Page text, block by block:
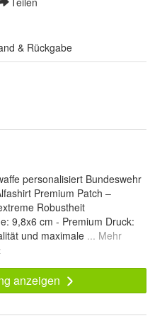
& Rückgabe
personalisiert Bundeswehr
Premium Patch –
Robustheit
9,8x6 cm - Premium Druck:
und maximale ... Mehr
anzeigen